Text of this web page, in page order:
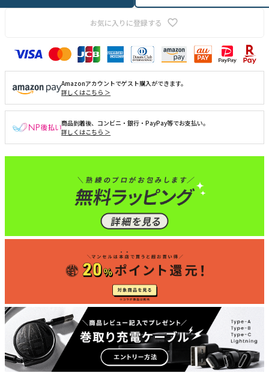
お気に入りに登録する
Amazonアカウントでゲスト購入ができます。
詳しくはこちら ＞
商品到着後、コンビニ・銀行・PayPay等でお支払い。
詳しくはこちら ＞